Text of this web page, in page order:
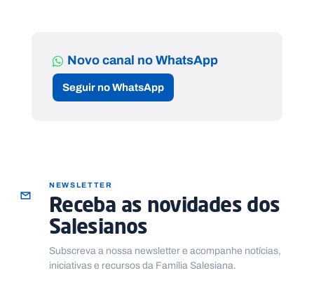
Novo canal no WhatsApp
Seguir no WhatsApp
NEWSLETTER
Receba as novidades dos
Salesianos
Subscreva a nossa newsletter e acompanhe notícias,
iniciativas e recursos da Família Salesiana.